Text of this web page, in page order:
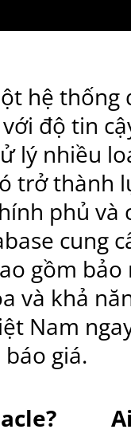
hệ
độ tin
lý nhiều
trở thành
phủ và
cung
gồm
và khả
Nam
giá.